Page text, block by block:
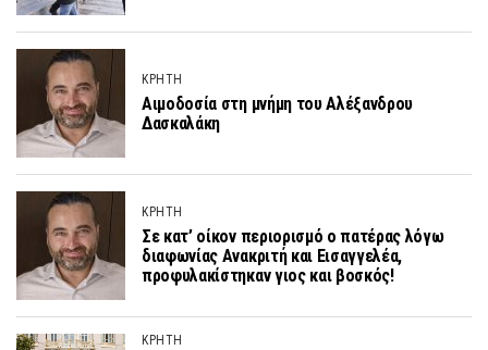
ΚΡΗΤΗ
Αιμοδοσία στη μνήμη του Αλέξανδρου
Δασκαλάκη
ΚΡΗΤΗ
Σε κατ’ οίκον περιορισμό ο πατέρας λόγω
διαφωνίας Ανακριτή και Εισαγγελέα,
προφυλακίστηκαν γιος και βοσκός!
ΚΡΗΤΗ